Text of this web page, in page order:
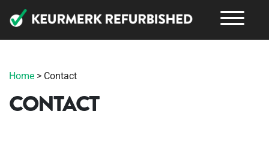
Home > Contact
CONTACT